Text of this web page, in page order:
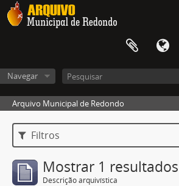
Navegar
Arquivo Municipal de Redondo
Filtros
Mostrar 1 resultados
Descrição arquivística